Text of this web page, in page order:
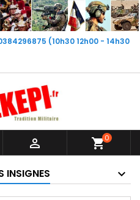
(10h30 12h00 - 14h30
 shopping_cart0
INSIGNES